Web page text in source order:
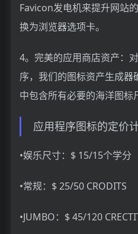
Favicon发电机来提升网站
换为浏览器选项卡。
4。完美的应用商店资产：
序，我们的图标资产生成
中包含所有必要的海洋图
应用程序图标的定价计
•娱乐尺寸：$ 15/15个学分
•常规：$ 25/50 CRODITS
•JUMBO：$ 45/120